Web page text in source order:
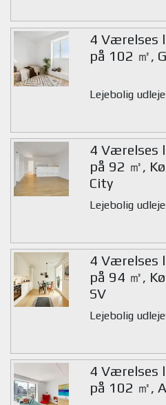
4 Værelses
på 102 ㎡,
Lejebolig
4 Værelses
på 92 ㎡,
City
Lejebolig
4 Værelses
på 94 ㎡,
SV
Lejebolig
4 Værelses
på 102 ㎡,